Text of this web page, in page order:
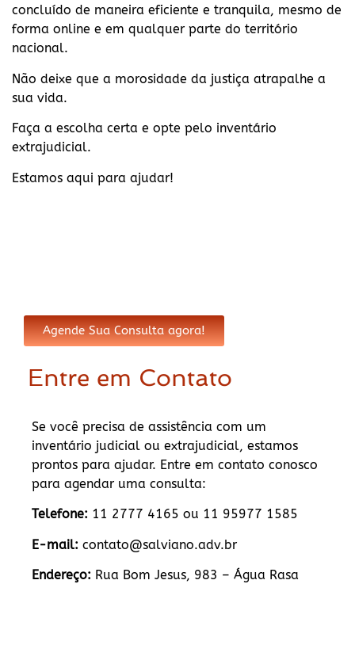
concluído de maneira eficiente e tranquila, mesmo de
forma online e em qualquer parte do território
nacional.
Não deixe que a morosidade da justiça atrapalhe a
sua vida.
Faça a escolha certa e opte pelo inventário
extrajudicial.
Estamos aqui para ajudar!
Agende Sua Consulta agora!
Entre em Contato
Se você precisa de assistência com um
inventário judicial ou extrajudicial, estamos
prontos para ajudar. Entre em contato conosco
para agendar uma consulta:
Telefone: 11 2777 4165 ou 11 95977 1585
E-mail: contato@salviano.adv.br
Endereço: Rua Bom Jesus, 983 – Água Rasa